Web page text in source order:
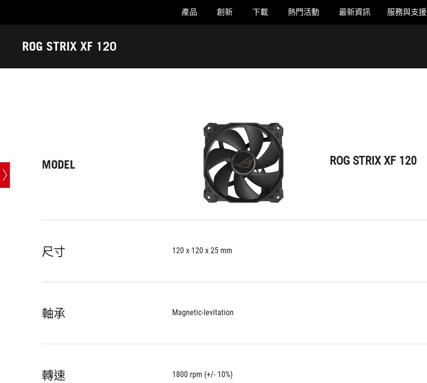
Accessibility links
產品 創新 下載 熱門活動 最新資訊 服務與支援
ROG STRIX XF 120
技
MODEL ROG STRIX XF 120
尺寸 120 x 120 x 25 mm
軸承 Magnetic-levitation
轉速 1800 rpm (+/- 10%)
ROG STRIX XF 120